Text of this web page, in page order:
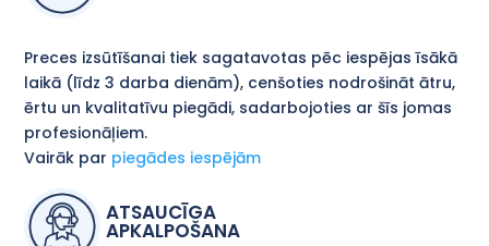
Preces izsūtīšanai tiek sagatavotas pēc iespējas īsākā
laikā (līdz 3 darba dienām), cenšoties nodrošināt ātru,
ērtu un kvalitatīvu piegādi, sadarbojoties ar šīs jomas
profesionāļiem.
Vairāk par piegādes iespējām
ATSAUCĪGA
APKALPOŠANA